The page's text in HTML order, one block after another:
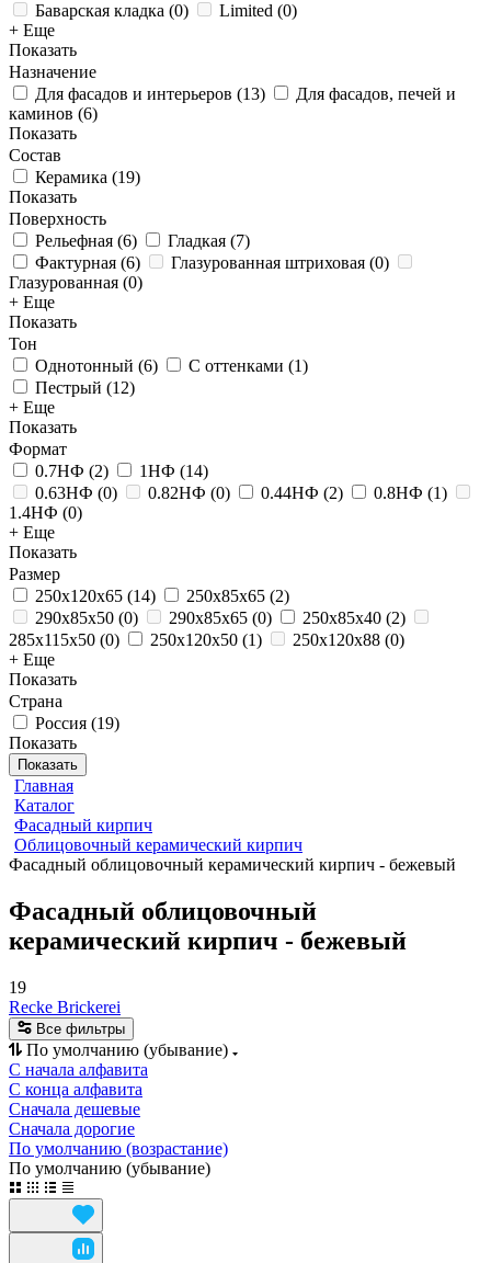
Баварская кладка (0) Limited (0)
+ Еще
Показать
Назначение
Для фасадов и интерьеров (13)
Для фасадов, печей и
каминов (6)
Показать
Состав
Керамика (19)
Показать
Поверхность
Рельефная (6) Гладкая (7)
Фактурная (6) Глазурованная штриховая (0)
Глазурованная (0)
+ Еще
Показать
Тон
Однотонный (6) С оттенками (1)
Пестрый (12)
+ Еще
Показать
Формат
0.7НФ (2) 1НФ (14)
0.63НФ (0) 0.82НФ (0) 0.44НФ (2) 0.8НФ (1)
1.4НФ (0)
+ Еще
Показать
Размер
250x120x65 (14) 250x85x65 (2)
290x85x50 (0) 290x85x65 (0) 250х85х40 (2)
285x115x50 (0) 250x120x50 (1) 250x120x88 (0)
+ Еще
Показать
Страна
Россия (19)
Показать
Показать
Главная
Каталог
Фасадный кирпич
Облицовочный керамический кирпич
Фасадный облицовочный керамический кирпич - бежевый
Фасадный облицовочный
керамический кирпич - бежевый
19
Recke Brickerei
Все фильтры
По умолчанию (убывание)
С начала алфавита
С конца алфавита
Сначала дешевые
Сначала дорогие
По умолчанию (возрастание)
По умолчанию (убывание)